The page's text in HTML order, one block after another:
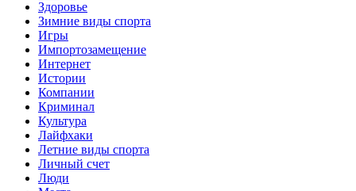
Здоровье
Зимние виды спорта
Игры
Импортозамещение
Интернет
Истории
Компании
Криминал
Культура
Лайфхаки
Летние виды спорта
Личный счет
Люди